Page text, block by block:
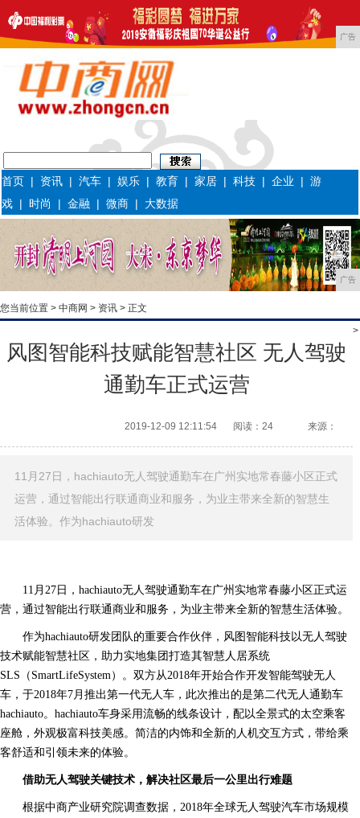
广告
首页 | 资讯 |汽车 |娱乐 |教育 |家居 |科技 |企业 |游
戏 | 时尚 |金融 |微商 | 大数据
广告
您当前位置 > 中商网 > 资讯 > 正文
>
风图智能科技赋能智慧社区 无人驾驶
通勤车正式运营
2019-12-09 12:11:54 阅读：24 来源：
11月27日，hachiauto无人驾驶通勤车在广州实地常春藤小区正式
运营，通过智能出行联通商业和服务，为业主带来全新的智慧生
活体验。作为hachiauto研发
11月27日，hachiauto无人驾驶通勤车在广州实地常春藤小区正式运
营，通过智能出行联通商业和服务，为业主带来全新的智慧生活体验。
作为hachiauto研发团队的重要合作伙伴，风图智能科技以无人驾驶
技术赋能智慧社区，助力实地集团打造其智慧人居系统
SLS（SmartLifeSystem）。双方从2018年开始合作开发智能驾驶无人
车，于2018年7月推出第一代无人车，此次推出的是第二代无人通勤车
hachiauto。hachiauto车身采用流畅的线条设计，配以全景式的太空乘客
座舱，外观极富科技美感。简洁的内饰和全新的人机交互方式，带给乘
客舒适和引领未来的体验。
借助无人驾驶关键技术，解决社区最后一公里出行难题
根据中商产业研究院调查数据，2018年全球无人驾驶汽车市场规模